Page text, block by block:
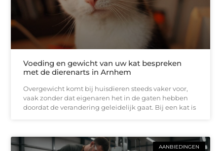
Voeding en gewicht van uw kat bespreken
met de dierenarts in Arnhem
Overgewicht komt bij huisdieren steeds vaker voor,
vaak zonder dat eigenaren het in de gaten hebben
doordat de verandering geleidelijk gaat. Bij een kat is
AANBIEDINGEN